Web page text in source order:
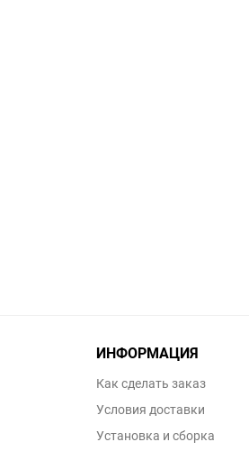
ИНФОРМАЦИЯ
Как сделать заказ
Условия доставки
Установка и сборка